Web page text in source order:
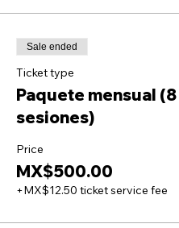
Sale ended
Ticket type
Paquete mensual (8
sesiones)
Price
MX$500.00
+MX$12.50 ticket service fee